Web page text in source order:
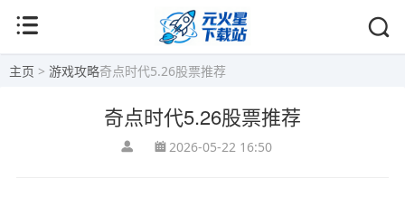
主页 > 游戏攻略奇点时代5.26股票推荐
奇点时代5.26股票推荐
2026-05-22 16:50